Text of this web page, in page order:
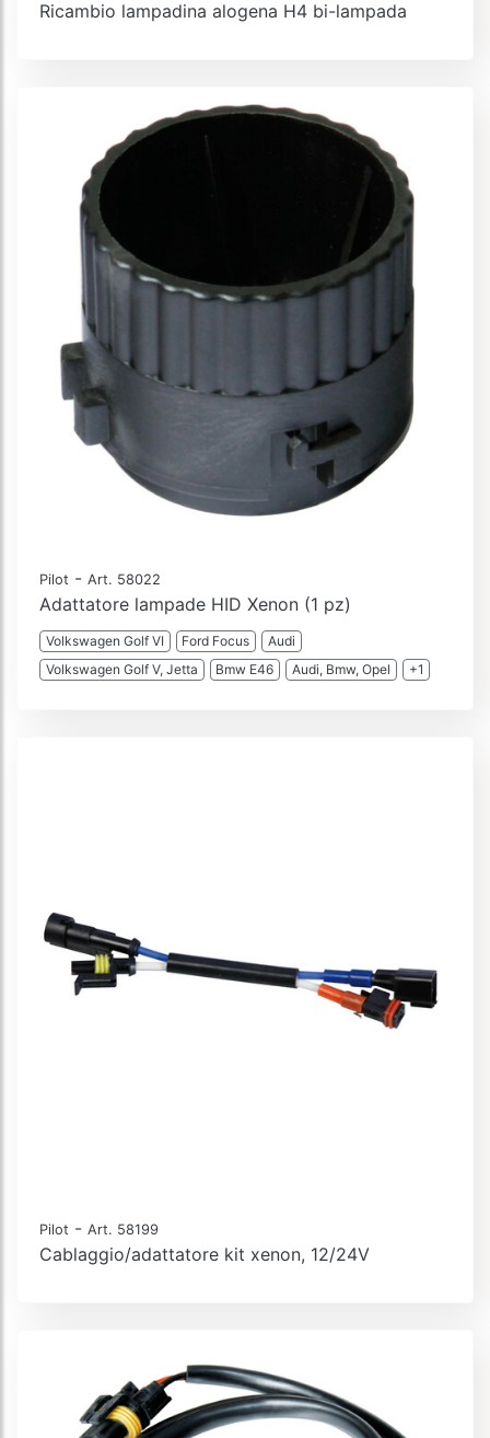
Ricambio lampadina alogena H4 bi-lampada
Pilot - Art. 58022
Adattatore lampade HID Xenon (1 pz)
Volkswagen Golf VI Ford Focus
Audi
Volkswagen Golf V, Jetta
Bmw E46 Audi, Bmw, Opel +1
Pilot - Art. 58199
Cablaggio/adattatore kit xenon, 12/24V